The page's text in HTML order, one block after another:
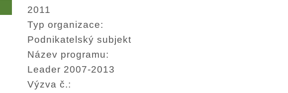
2011
Typ organizace:
Podnikatelský subjekt
Název programu:
Leader 2007-2013
Výzva č.: